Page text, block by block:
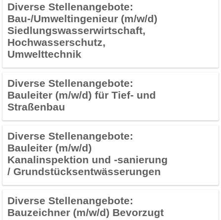
Diverse Stellenangebote:
Bau-/Umweltingenieur (m/w/d)
Siedlungswasserwirtschaft,
Hochwasserschutz,
Umwelttechnik
Diverse Stellenangebote:
Bauleiter (m/w/d) für Tief- und
Straßenbau
Diverse Stellenangebote:
Bauleiter (m/w/d)
Kanalinspektion und -sanierung
/ Grundstücksentwässerungen
Diverse Stellenangebote:
Bauzeichner (m/w/d) Bevorzugt